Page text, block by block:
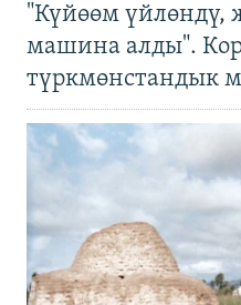
"Күйөөм үйлөндү,
машина алды".
түркмөнстандык